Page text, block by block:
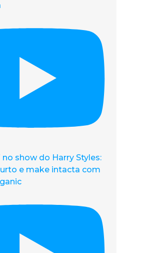
no show do Harry Styles:
e make intacta com